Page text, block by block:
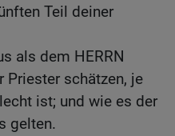
Teil deiner
als dem HERRN
schätzen, je
ist; und wie es der
gelten.